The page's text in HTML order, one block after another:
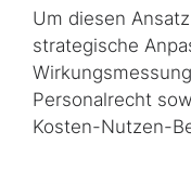
Um diesen
strategische
Personalrecht
Kosten-Nutzen-